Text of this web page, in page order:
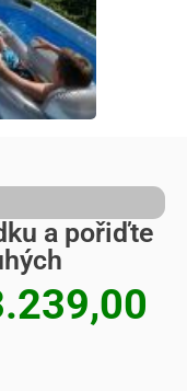
a pořiďte